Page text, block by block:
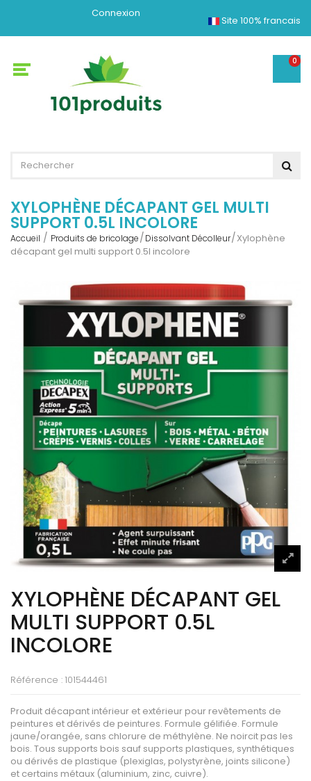
Connexion
Site 100% francais
0
XYLOPHÈNE DÉCAPANT GEL MULTI
SUPPORT 0.5L INCOLORE
Accueil Produits de bricolage Dissolvant Décolleur Xylophène
décapant gel multi support 0.5l incolore
XYLOPHÈNE DÉCAPANT GEL
MULTI SUPPORT 0.5L
INCOLORE
Référence : 101544461
Produit décapant intérieur et extérieur pour revêtements de
peintures et dérivés de peintures. Formule gélifiée. Formule
jaune/orangée, sans chlorure de méthylène. Ne noircit pas les
bois. Tous supports bois sauf supports plastiques, synthétiques
ou dérivés de plastique (plexiglas, polystyrène, joints silicone)
et certains métaux (aluminium, zinc, cuivre).